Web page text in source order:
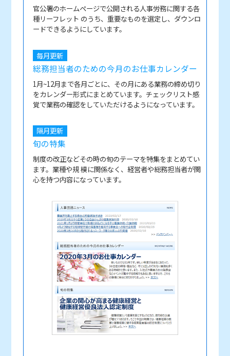
官公署のホームページで公開される人事労務に関する各
種リーフレット のうち、重要なものを選定し、ダウンロ
ードできるようにしています。
毎月更新
総務担当者のための今月のお仕事カレンダー
1月~12月まで各月ごとに、その月にある業務の締め切り
をカレンダー形式にまとめています。チェックリスト感
覚で業務の確認をしていただけるようになっています。
隔月更新
旬の特集
制度の改正などその時の旬のテーマを特集をまとめてい
ます。業種や規 模に関係なく、経営者や総務担当者が関
心を持つ内容になっています。